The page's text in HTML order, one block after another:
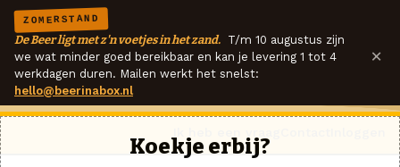
ZOMERSTAND
De Beer ligt met z'n voetjes in het zand. T/m 10 augustus zijn
we wat minder goed bereikbaar en kan je levering 1 tot 4
werkdagen duren. Mailen werkt het snelst:
hello@beerinabox.nl
×
Koekje erbij?